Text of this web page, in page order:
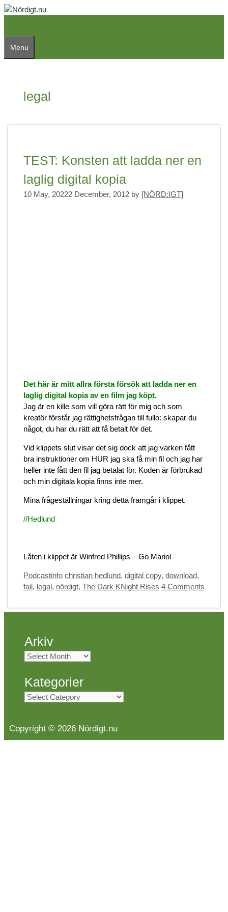
Skip
Menu
legal
TEST: Konsten att ladda ner en
laglig digital kopia
10 May, 20222 December, 2012 by [NÖRD:IGT]
Det här är mitt allra första försök att ladda ner en
laglig digital kopia av en film jag köpt.
Jag är en kille som vill göra rätt för mig och som
kreatör förstår jag rättighetsfrågan till fullo: skapar du
något, du har du rätt att få betalt för det.
Vid klippets slut visar det sig dock att jag varken fått
bra instruktioner om HUR jag ska få min fil och jag har
heller inte fått den fil jag betalat för. Koden är förbrukad
och min digitala kopia finns inte mer.
Mina frågeställningar kring detta framgår i klippet.
//Hedlund
Låten i klippet är Winfred Phillips – Go Mario!
Categories
Podcastinfo Tags
christian hedlund, digital copy, download,
fail, legal, nördigt, The Dark KNight Rises 4 Comments
Arkiv
Arkiv
Kategorier
Kategorier
Copyright © 2026 Nördigt.nu